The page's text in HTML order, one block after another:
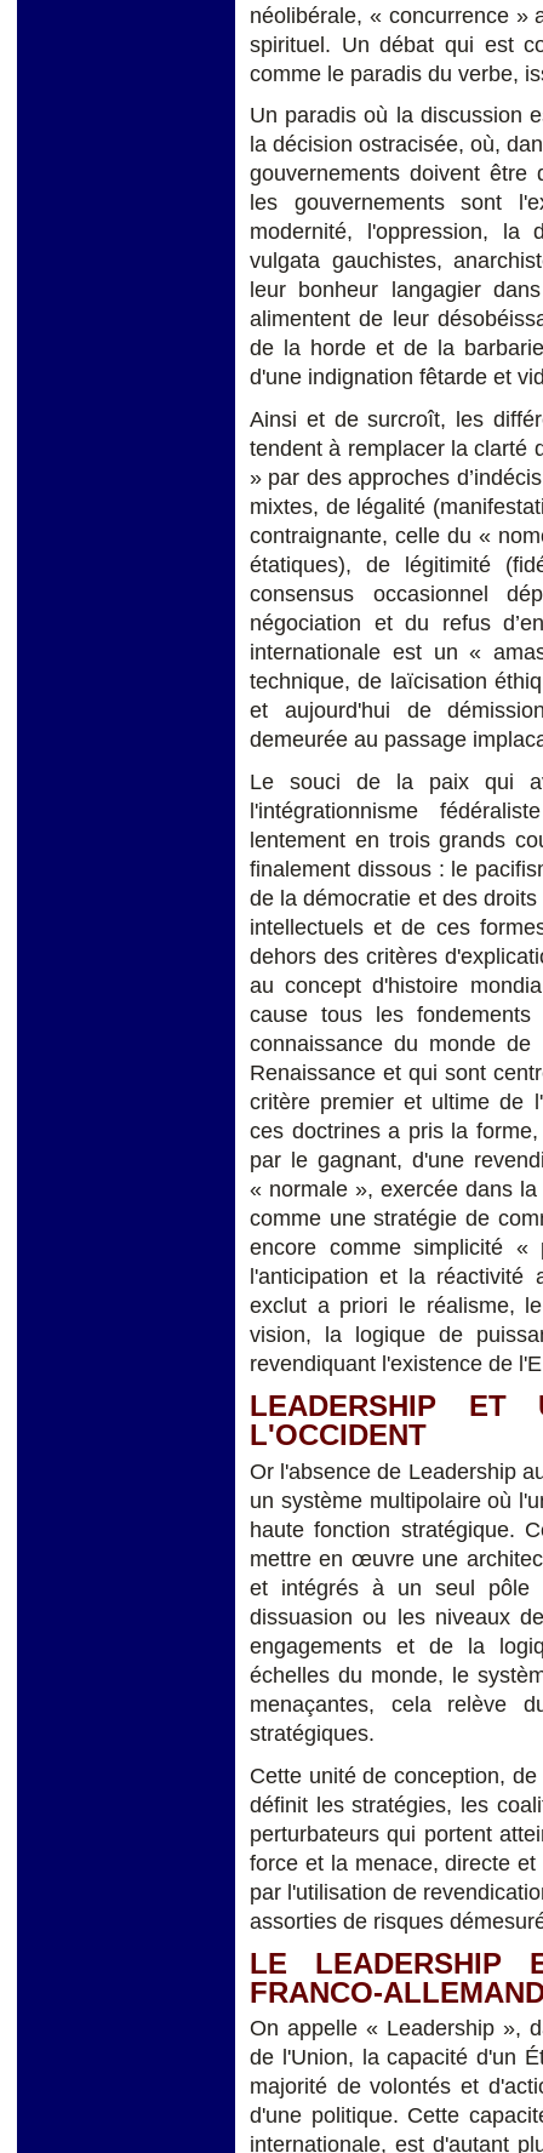
néolibérale, « concurrence »
spirituel. Un débat qui est
comme le paradis du verbe,
Un paradis où la discussion
la décision ostracisée, où,
gouvernements doivent être
les gouvernements sont
modernité, l'oppression, la
vulgata gauchistes,
leur bonheur langagier
alimentent de leur
de la horde et de la
d'une indignation fêtarde et
Ainsi et de surcroît, les
tendent à remplacer la clarté
» par des approches
mixtes, de légalité
contraignante, celle du «
étatiques), de légitimité
consensus occasionnel
négociation et du refus
internationale est un «
technique, de laïcisation
et aujourd'hui de
demeurée au passage
Le souci de la paix qui
l'intégrationnisme
lentement en trois grands
finalement dissous : le
de la démocratie et des
intellectuels et de ces
dehors des critères
au concept d'histoire
cause tous les
connaissance du monde
Renaissance et qui sont
critère premier et ultime de
ces doctrines a pris la
par le gagnant, d'une
« normale », exercée dans
comme une stratégie de
encore comme simplicité
l'anticipation et la réactivité
exclut a priori le réalisme,
vision, la logique de
revendiquant l'existence de
LEADERSHIP ET
L'OCCIDENT
Or l'absence de Leadership
un système multipolaire où
haute fonction stratégique.
mettre en œuvre une
et intégrés à un seul pôle
dissuasion ou les niveaux
engagements et de la
échelles du monde, le
menaçantes, cela relève
stratégiques.
Cette unité de conception,
définit les stratégies, les
perturbateurs qui portent
force et la menace, directe
par l'utilisation de
assorties de risques
LE
FRANCO-
On appelle « Leadership »,
de l'Union, la capacité d'un
majorité de volontés et
d'une politique. Cette
internationale, est d'autant